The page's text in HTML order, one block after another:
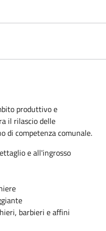
produttivo e
il rilascio delle
di competenza comunale.
e all'ingrosso
barbieri e affini